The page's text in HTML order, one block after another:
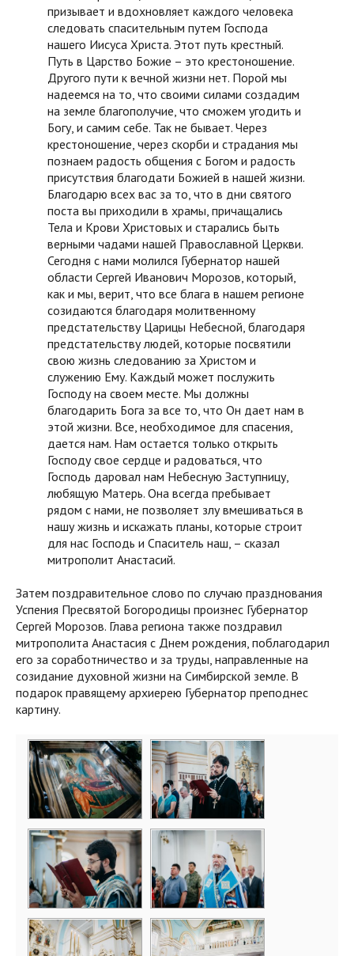
призывает и вдохновляет каждого человека
следовать спасительным путем Господа
нашего Иисуса Христа. Этот путь крестный.
Путь в Царство Божие – это крестоношение.
Другого пути к вечной жизни нет. Порой мы
надеемся на то, что своими силами создадим
на земле благополучие, что сможем угодить и
Богу, и самим себе. Так не бывает. Через
крестоношение, через скорби и страдания мы
познаем радость общения с Богом и радость
присутствия благодати Божией в нашей жизни.
Благодарю всех вас за то, что в дни святого
поста вы приходили в храмы, причащались
Тела и Крови Христовых и старались быть
верными чадами нашей Православной Церкви.
Сегодня с нами молился Губернатор нашей
области Сергей Иванович Морозов, который,
как и мы, верит, что все блага в нашем регионе
созидаются благодаря молитвенному
предстательству Царицы Небесной, благодаря
предстательству людей, которые посвятили
свою жизнь следованию за Христом и
служению Ему. Каждый может послужить
Господу на своем месте. Мы должны
благодарить Бога за все то, что Он дает нам в
этой жизни. Все, необходимое для спасения,
дается нам. Нам остается только открыть
Господу свое сердце и радоваться, что
Господь даровал нам Небесную Заступницу,
любящую Матерь. Она всегда пребывает
рядом с нами, не позволяет злу вмешиваться в
нашу жизнь и искажать планы, которые строит
для нас Господь и Спаситель наш, – сказал
митрополит Анастасий.
Затем поздравительное слово по случаю празднования
Успения Пресвятой Богородицы произнес Губернатор
Сергей Морозов. Глава региона также поздравил
митрополита Анастасия с Днем рождения, поблагодарил
его за соработничество и за труды, направленные на
созидание духовной жизни на Симбирской земле. В
подарок правящему архиерею Губернатор преподнес
картину.